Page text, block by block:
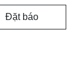
Đặt báo